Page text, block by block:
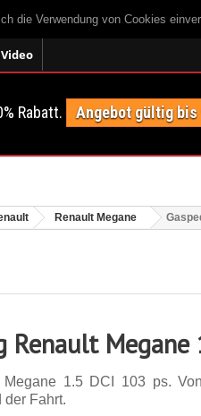
die Verwendung von Cookies
Video
Rabatt. Angebot gültig bis
Renault Megane
Renault
1.5 DCI 103 ps.
der Fahrt.